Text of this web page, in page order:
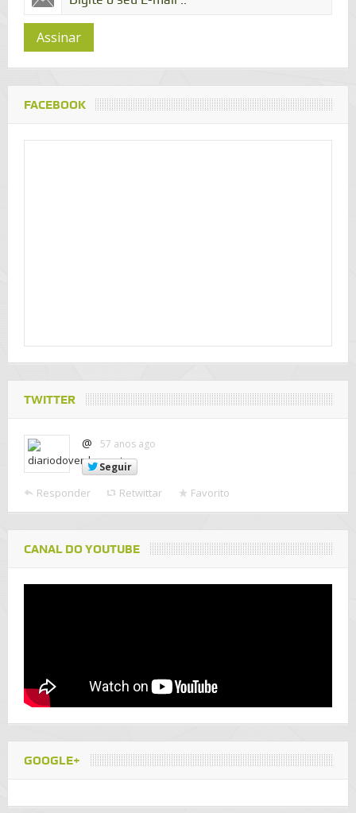
Assinar
FACEBOOK
TWITTER
@
57 anos ago
Seguir
Responder Retwittar Favorito
CANAL DO YOUTUBE
GOOGLE+